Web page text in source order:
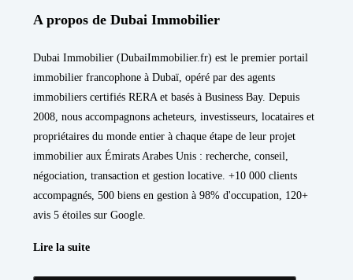
A propos de Dubai Immobilier
Dubai Immobilier (DubaiImmobilier.fr) est le premier portail
immobilier francophone à Dubaï, opéré par des agents
immobiliers certifiés RERA et basés à Business Bay. Depuis
2008, nous accompagnons acheteurs, investisseurs, locataires et
propriétaires du monde entier à chaque étape de leur projet
immobilier aux Émirats Arabes Unis : recherche, conseil,
négociation, transaction et gestion locative. +10 000 clients
accompagnés, 500 biens en gestion à 98% d'occupation, 120+
avis 5 étoiles sur Google.
Lire la suite